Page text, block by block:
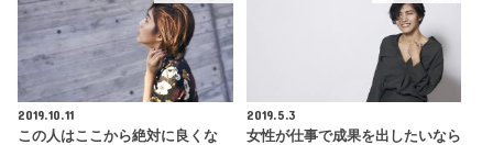
2019.10.11
この人はここから絶対に良くな
2019.5.3
女性が仕事で成果を出したいなら